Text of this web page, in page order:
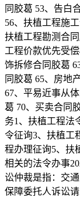
同胶葛 53、告白
56、扶植工程施
扶植工程勘测合
工程价款优先受
饰拆修合同胶葛
同胶葛 65、房地
67、平易近事从
葛 70、买卖合同
务1、扶植工程法
令征询3、扶植工
程办理征询5、扶
相关的法令办事
讼仲裁是指：交
保障委托人诉讼